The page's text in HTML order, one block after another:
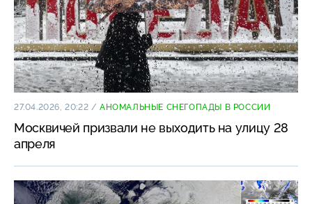
27.04.2026, 20:22 /АНОМАЛЬНЫЕ СНЕГОПАДЫ В РОССИИ
Москвичей призвали не выходить на улицу 28
апреля